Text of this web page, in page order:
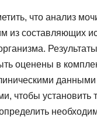
что анализ
из составляющих
оценены в
данными
чтобы установить